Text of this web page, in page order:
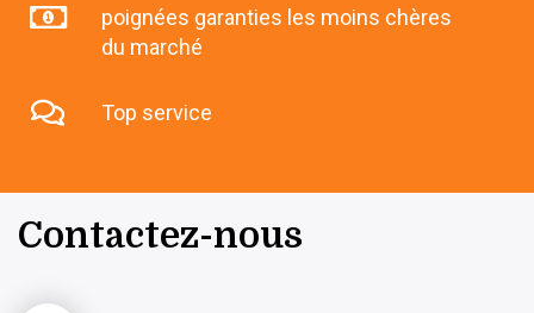
poignées garanties les moins chères
du marché
Top service
Contactez-nous